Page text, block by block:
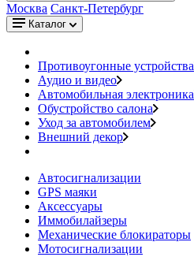
Москва Санкт-Петербург
Каталог
Противоугонные устройства
Аудио и видео
Автомобильная электроника
Обустройство салона
Уход за автомобилем
Внешний декор
Автосигнализации
GPS маяки
Аксессуары
Иммобилайзеры
Механические блокираторы
Мотосигнализации